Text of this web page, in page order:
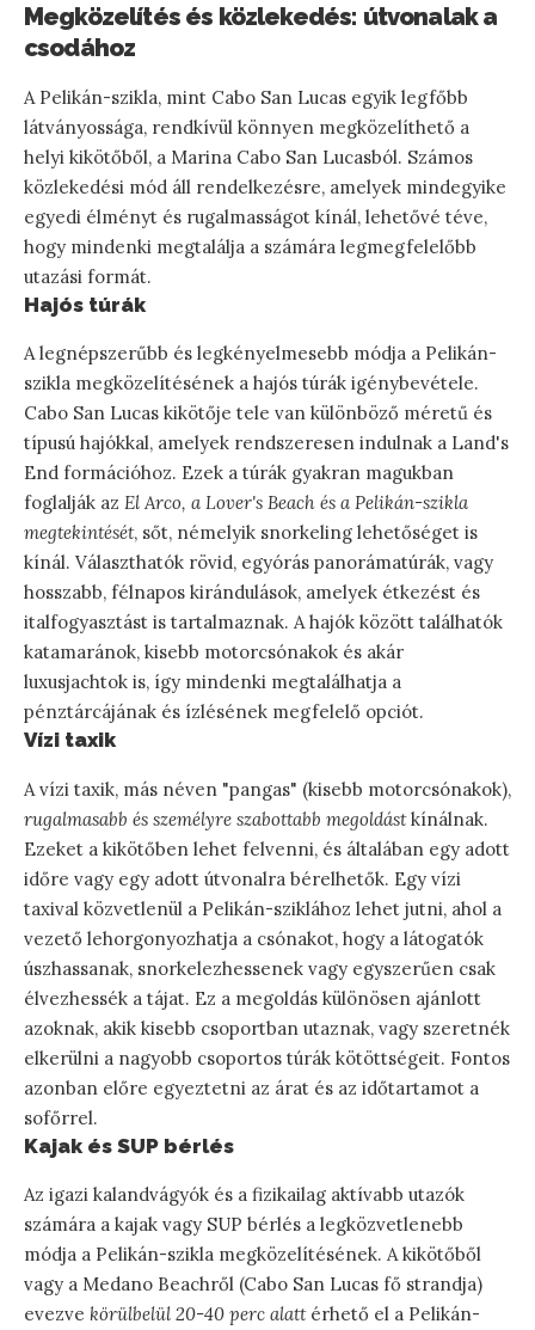
Megközelítés és közlekedés: útvonalak a
csodához
A Pelikán-szikla, mint Cabo San Lucas egyik legfőbb
látványossága, rendkívül könnyen megközelíthető a
helyi kikötőből, a Marina Cabo San Lucasból. Számos
közlekedési mód áll rendelkezésre, amelyek mindegyike
egyedi élményt és rugalmasságot kínál, lehetővé téve,
hogy mindenki megtalálja a számára legmegfelelőbb
utazási formát.
Hajós túrák
A legnépszerűbb és legkényelmesebb módja a Pelikán-
szikla megközelítésének a hajós túrák igénybevétele.
Cabo San Lucas kikötője tele van különböző méretű és
típusú hajókkal, amelyek rendszeresen indulnak a Land's
End formációhoz. Ezek a túrák gyakran magukban
foglalják az El Arco, a Lover's Beach és a Pelikán-szikla
megtekintését, sőt, némelyik snorkeling lehetőséget is
kínál. Választhatók rövid, egyórás panorámatúrák, vagy
hosszabb, félnapos kirándulások, amelyek étkezést és
italfogyasztást is tartalmaznak. A hajók között találhatók
katamaránok, kisebb motorcsónakok és akár
luxusjachtok is, így mindenki megtalálhatja a
pénztárcájának és ízlésének megfelelő opciót.
Vízi taxik
A vízi taxik, más néven "pangas" (kisebb motorcsónakok),
rugalmasabb és személyre szabottabb megoldástkínálnak.
Ezeket a kikötőben lehet felvenni, és általában egy adott
időre vagy egy adott útvonalra bérelhetők. Egy vízi
taxival közvetlenül a Pelikán-sziklához lehet jutni, ahol a
vezető lehorgonyozhatja a csónakot, hogy a látogatók
úszhassanak, snorkelezhessenek vagy egyszerűen csak
élvezhessék a tájat. Ez a megoldás különösen ajánlott
azoknak, akik kisebb csoportban utaznak, vagy szeretnék
elkerülni a nagyobb csoportos túrák kötöttségeit. Fontos
azonban előre egyeztetni az árat és az időtartamot a
sofőrrel.
Kajak és SUP bérlés
Az igazi kalandvágyók és a fizikailag aktívabb utazók
számára a kajak vagy SUP bérlés a legközvetlenebb
módja a Pelikán-szikla megközelítésének. A kikötőből
vagy a Medano Beachről (Cabo San Lucas fő strandja)
evezve körülbelül 20-40 perc alattérhető el a Pelikán-